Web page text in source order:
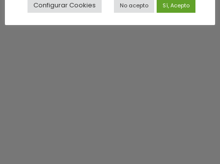
Configurar Cookies No acepto Sí, Acepto